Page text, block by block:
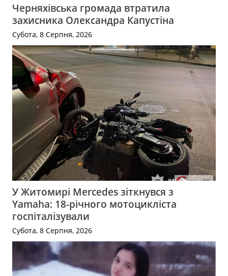
Черняхівська громада втратила
захисника Олександра Капустіна
Субота, 8 Серпня, 2026
У Житомирі Mercedes зіткнувся з
Yamaha: 18-річного мотоцикліста
госпіталізували
Субота, 8 Серпня, 2026